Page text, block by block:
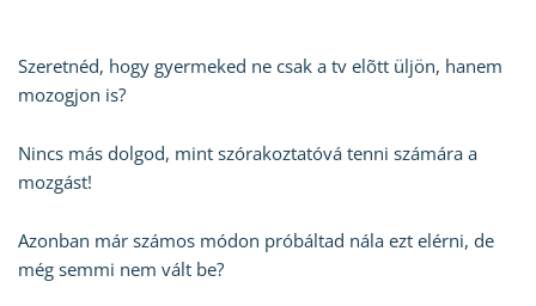
Szeretnéd, hogy gyermeked ne csak a tv elõtt üljön, hanem
mozogjon is?
Nincs más dolgod, mint szórakoztatóvá tenni számára a
mozgást!
Azonban már számos módon próbáltad nála ezt elérni, de
még semmi nem vált be?